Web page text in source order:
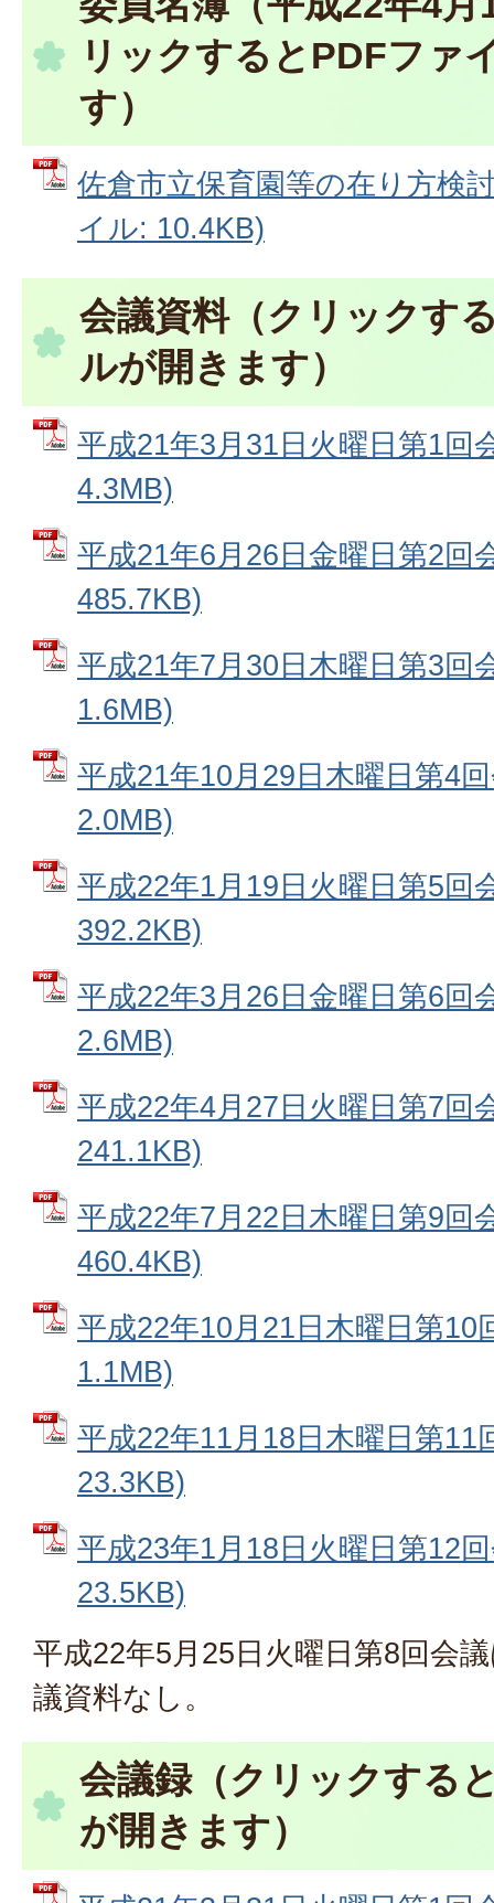
リックするとPDFファ
す）
佐倉市立保育園等の在り方検
イル: 10.4KB)
会議資料（クリックす
ルが開きます）
平成21年3月31日火曜日第1回
4.3MB)
平成21年6月26日金曜日第2回
485.7KB)
平成21年7月30日木曜日第3回
1.6MB)
平成21年10月29日木曜日第4
2.0MB)
平成22年1月19日火曜日第5回
392.2KB)
平成22年3月26日金曜日第6回
2.6MB)
平成22年4月27日火曜日第7回
241.1KB)
平成22年7月22日木曜日第9回
460.4KB)
平成22年10月21日木曜日第
1.1MB)
平成22年11月18日木曜日第
23.3KB)
平成23年1月18日火曜日第12
23.5KB)
平成22年5月25日火曜日第8回会
議資料なし。
会議録（クリックする
が開きます）